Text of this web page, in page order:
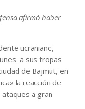
afirmó haber
ucraniano,
a sus tropas
de Bajmut, en
la reacción de
a gran